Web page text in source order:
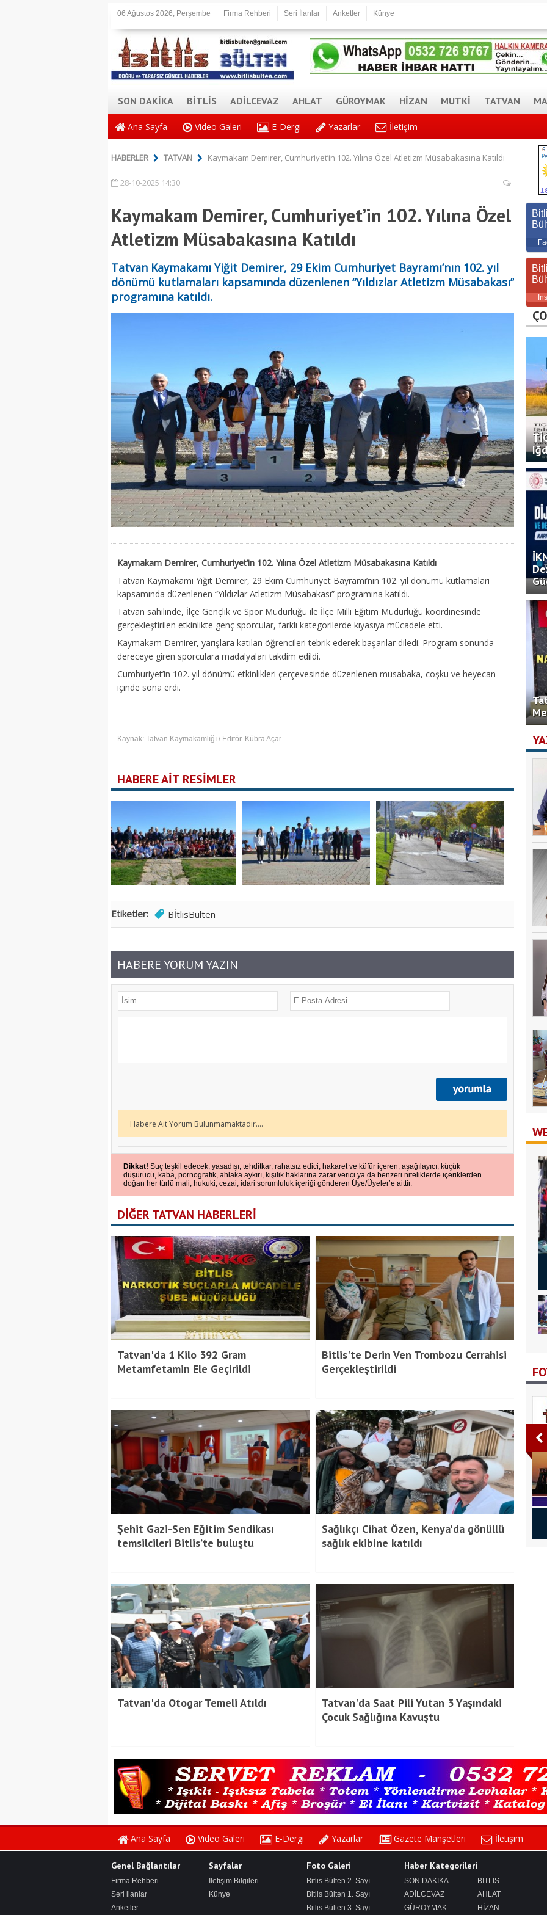
06 Ağustos 2026, Perşembe Firma Rehberi Seri İlanlar Anketler Künye
SON DAKİKA BİTLİS ADİLCEVAZ AHLAT GÜROYMAK HİZAN MUTKİ TATVAN
Ana Sayfa Video Galeri E-Dergi Yazarlar İletişim
HABERLER TATVAN Kaymakam Demirer, Cumhuriyet’in 102. Yılına Özel Atletizm Müsabakasına Katıldı
28-10-2025 14:30
Kaymakam Demirer, Cumhuriyet’in 102. Yılına Özel
Atletizm Müsabakasına Katıldı
Tatvan Kaymakamı Yiğit Demirer, 29 Ekim Cumhuriyet Bayramı’nın 102. yıl
dönümü kutlamaları kapsamında düzenlenen “Yıldızlar Atletizm Müsabakası”
programına katıldı.
Kaymakam Demirer, Cumhuriyet’in 102. Yılına Özel Atletizm Müsabakasına Katıldı
Tatvan Kaymakamı Yiğit Demirer, 29 Ekim Cumhuriyet Bayramı’nın 102. yıl dönümü kutlamaları
kapsamında düzenlenen “Yıldızlar Atletizm Müsabakası” programına katıldı.
Tatvan sahilinde, İlçe Gençlik ve Spor Müdürlüğü ile İlçe Milli Eğitim Müdürlüğü koordinesinde
gerçekleştirilen etkinlikte genç sporcular, farklı kategorilerde kıyasıya mücadele etti.
Kaymakam Demirer, yarışlara katılan öğrencileri tebrik ederek başarılar diledi. Program sonunda
dereceye giren sporculara madalyaları takdim edildi.
Cumhuriyet’in 102. yıl dönümü etkinlikleri çerçevesinde düzenlenen müsabaka, coşku ve heyecan
içinde sona erdi.
Kaynak: Tatvan Kaymakamlığı / Editör. Kübra Açar
HABERE AİT RESİMLER
Etiketler: BİtlisBülten
HABERE YORUM YAZIN
Habere Ait Yorum Bulunmamaktadır....
Dikkat! Suç teşkil edecek, yasadışı, tehditkar, rahatsız edici, hakaret ve küfür içeren, aşağılayıcı, küçük
düşürücü, kaba, pornografik, ahlaka aykırı, kişilik haklarına zarar verici ya da benzeri niteliklerde içeriklerden
doğan her türlü mali, hukuki, cezai, idari sorumluluk içeriği gönderen Üye/Üyeler’e aittir.
DİĞER TATVAN HABERLERİ
Tatvan'da 1 Kilo 392 Gram
Metamfetamin Ele Geçirildi
Bitlis'te Derin Ven Trombozu Cerrahisi
Gerçekleştirildi
Şehit Gazi-Sen Eğitim Sendikası
temsilcileri Bitlis’te buluştu
Sağlıkçı Cihat Özen, Kenya'da gönüllü
sağlık ekibine katıldı
Tatvan'da Otogar Temeli Atıldı
Tatvan'da Saat Pili Yutan 3 Yaşındaki
Çocuk Sağlığına Kavuştu
Ana Sayfa Video Galeri E-Dergi Yazarlar Gazete Manşetleri İletişim
Genel Bağlantılar
Firma Rehberi
Seri ilanlar
Anketler
Sayfalar
İletişim Bilgileri
Künye
Foto Galeri
Bitlis Bülten 2. Sayı
Bitlis Bülten 1. Sayı
Bitlis Bülten 3. Sayı
Haber Kategorileri
SON DAKİKA
BİTLİS
ADİLCEVAZ
AHLAT
GÜROYMAK
HİZAN